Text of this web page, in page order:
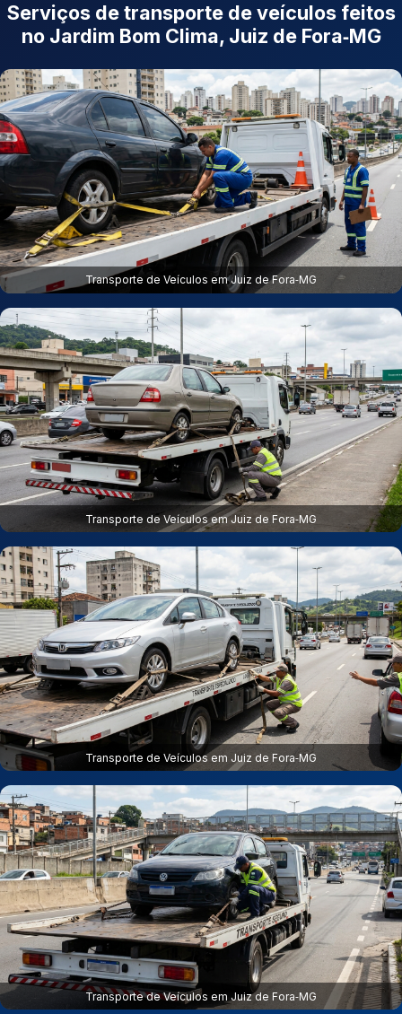
Serviços de transporte de veículos feitos
no Jardim Bom Clima, Juiz de Fora‑MG
Transporte de Veículos em Juiz de Fora‑MG
Transporte de Veículos em Juiz de Fora‑MG
Transporte de Veículos em Juiz de Fora‑MG
Transporte de Veículos em Juiz de Fora‑MG